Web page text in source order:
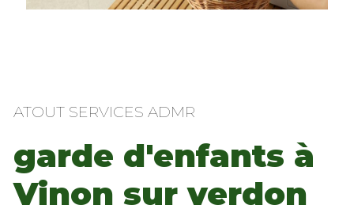
ATOUT SERVICES ADMR
garde d'enfants à
Vinon sur verdon